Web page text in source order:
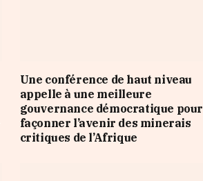
Une conférence de haut niveau
appelle à une meilleure
gouvernance démocratique pour
façonner l’avenir des minerais
critiques de l’Afrique